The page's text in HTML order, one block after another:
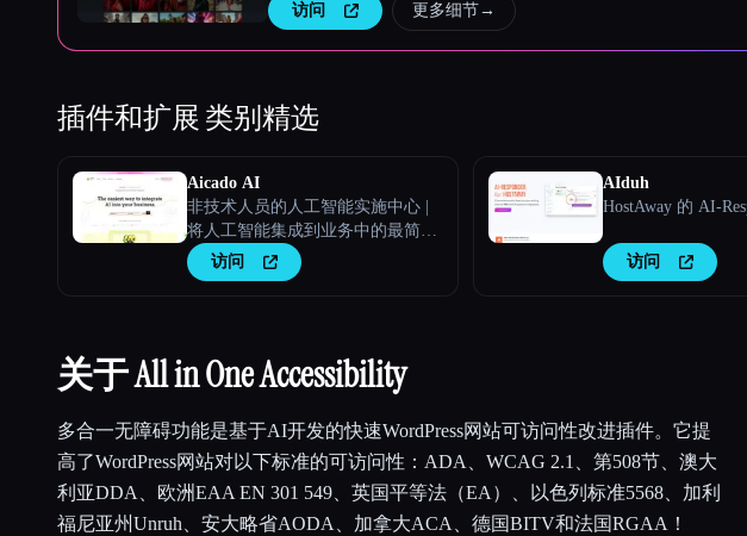
访问 更多细节→
插件和扩展 类别精选
Aicado AI
非技术人员的人工智能实施中心 |
将人工智能集成到业务中的最简单
方法访问
AIduh
HostAway 的 AI-
访问
关于 All in One Accessibility
多合一无障碍功能是基于AI开发的快速WordPress网站可访问性改进插件。它提
高了WordPress网站对以下标准的可访问性：ADA、WCAG 2.1、第508节、澳大
利亚DDA、欧洲EAA EN 301 549、英国平等法（EA）、以色列标准5568、加利
福尼亚州Unruh、安大略省AODA、加拿大ACA、德国BITV和法国RGAA！